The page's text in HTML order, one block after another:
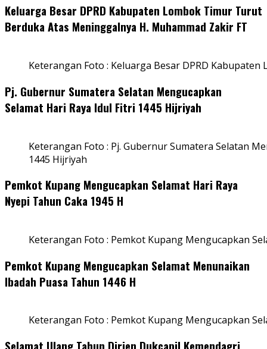
Keluarga Besar DPRD Kabupaten Lombok Timur Turut
Berduka Atas Meninggalnya H. Muhammad Zakir FT
Keterangan Foto : Keluarga Besar DPRD
Pj. Gubernur Sumatera Selatan Mengucapkan
Selamat Hari Raya Idul Fitri 1445 Hijriyah
Keterangan Foto : Pj. Gubernur Sumatera Selatan
1445 Hijriyah
Pemkot Kupang Mengucapkan Selamat Hari Raya
Nyepi Tahun Caka 1945 H
Keterangan Foto : Pemkot Kupang Mengucapkan
Pemkot Kupang Mengucapkan Selamat Menunaikan
Ibadah Puasa Tahun 1446 H
Keterangan Foto : Pemkot Kupang Mengucapkan